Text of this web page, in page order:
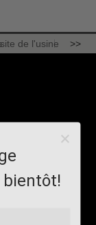
de l'usine >>
bientôt!